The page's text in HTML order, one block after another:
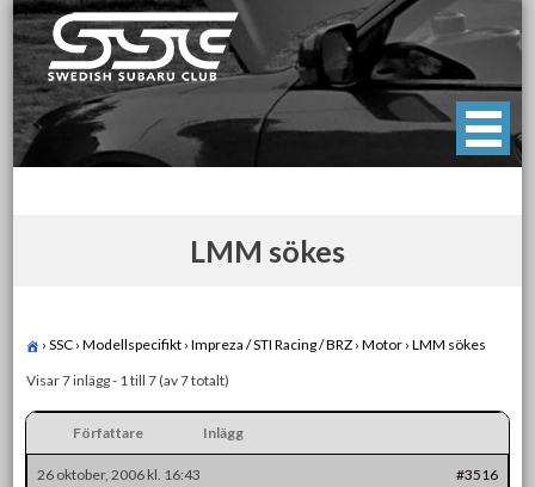
Skip
to
content
Swedish Subaru Club
För oss som älskar Subaru!
LMM sökes
› SSC › Modellspecifikt › Impreza / STI Racing / BRZ › Motor › LMM sökes
Visar 7 inlägg - 1 till 7 (av 7 totalt)
Författare Inlägg
26 oktober, 2006 kl. 16:43 #3516